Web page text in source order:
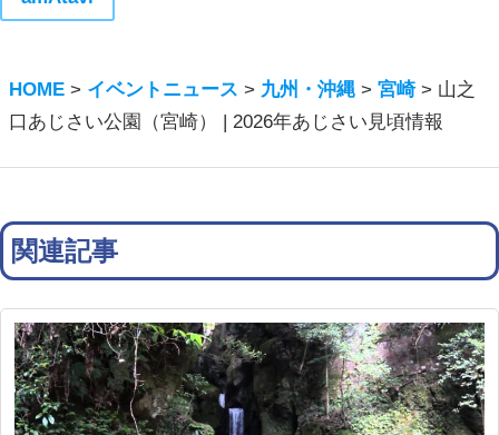
HOME > イベントニュース > 九州・沖縄 >宮崎> 山之
口あじさい公園（宮崎） | 2026年あじさい見頃情報
関連記事